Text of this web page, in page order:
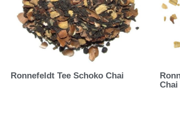
Ronnefeldt Tee Schoko Chai
Chai